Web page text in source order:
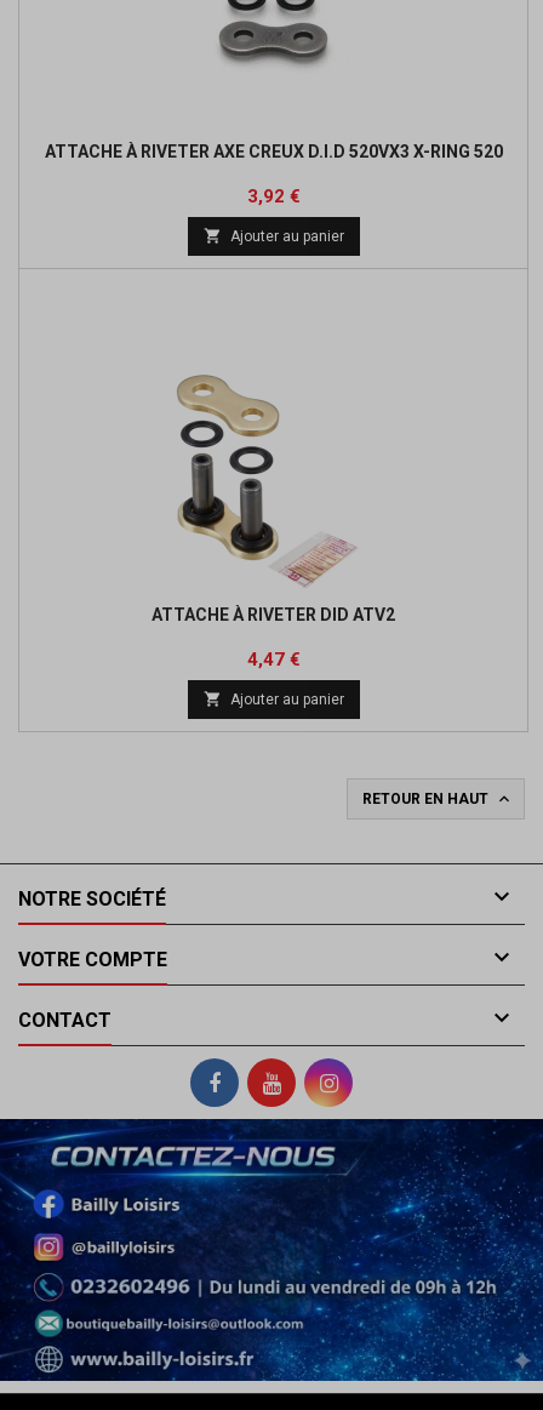
ATTACHE À RIVETER AXE CREUX D.I.D 520VX3 X-RING 520
Prix
3,92 €Prix
base
 Ajouter au panier
ATTACHE À RIVETER DID ATV2
Prix
4,47 €Prix
base
 Ajouter au panier
RETOUR EN HAUT 
NOTRE SOCIÉTÉ 
VOTRE COMPTE 
CONTACT 